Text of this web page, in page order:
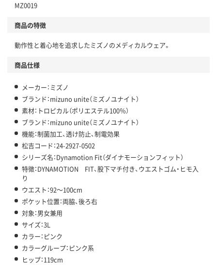
MZ0019
商品の特徴
動作性と着心地を追求したミズノのメディカルウェア。
商品仕様
メーカー：ミズノ
ブランド：mizuno unite（ミズノユナイト）
素材：トロピカル（ポリエステル100％）
ブランド：mizuno unite（ミズノユナイト）
機能：制菌加工、透け防止、制電効果
松吉コード：24-2927-0502
シリーズ名：Dynamotion Fit（ダイナモーションフィット）
特徴：DYNAMOTION FIT、股下マチ付き、ウエストゴム・ヒモ入
り
ウエスト：92～100cm
ポケット位置：両脇、後ろ右
対象：男女兼用
サイズ：3L
カラー：ピンク
カラーグループ：ピンク系
ヒップ：119cm